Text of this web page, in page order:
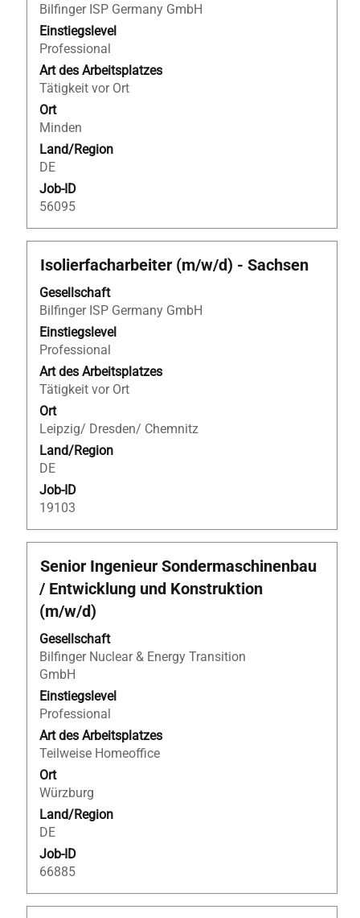
Bilfinger ISP Germany GmbH
Einstiegslevel
Professional
Art des Arbeitsplatzes
Tätigkeit vor Ort
Ort
Minden
Land/Region
DE
Job-ID
56095
um
die
Stelleninformationen
vollständig
anzuzeigen.
Stellenbezeichnung
Isolierfacharbeiter (m/w/d) - Sachsen
Gesellschaft
Bilfinger ISP Germany GmbH
Einstiegslevel
Professional
Art des Arbeitsplatzes
Tätigkeit vor Ort
Ort
Leipzig/ Dresden/ Chemnitz
Land/Region
DE
Job-ID
19103
Drücken
die
Leertaste,
um
die
Stelleninformationen
vollständig
anzuzeigen.
Stellenbezeichnung
Senior Ingenieur Sondermaschinenbau
/ Entwicklung und Konstruktion
(m/w/d)
Gesellschaft
Bilfinger Nuclear & Energy Transition
GmbH
Einstiegslevel
Professional
Art des Arbeitsplatzes
Teilweise Homeoffice
Ort
Würzburg
Land/Region
DE
Job-ID
66885
Drücken
Sie
die
Leertaste,
um
die
Stelleninformationen
vollständig
anzuzeigen.